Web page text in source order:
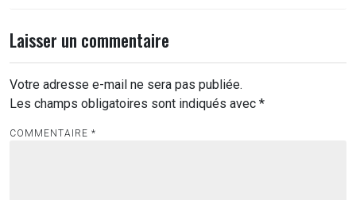
Laisser un commentaire
Votre adresse e-mail ne sera pas publiée.
Les champs obligatoires sont indiqués avec *
COMMENTAIRE *